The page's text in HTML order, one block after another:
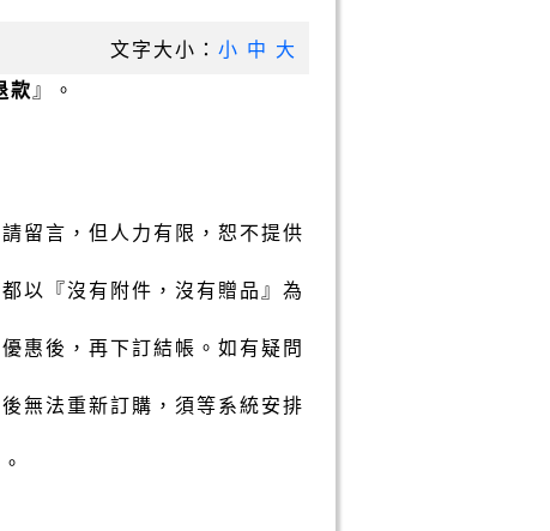
文字大小： 小 中 大
款』。
留言，但人力有限，恕不提供
以『沒有附件，沒有贈品』為
惠後，再下訂結帳。如有疑問
無法重新訂購，須等系統安排